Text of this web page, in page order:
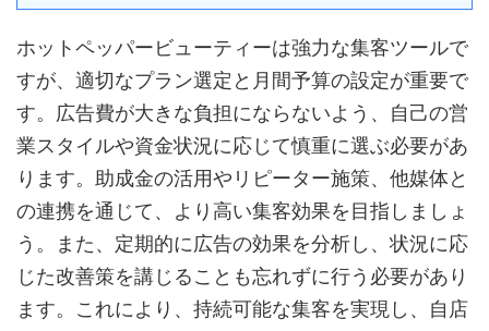
ホットペッパービューティーは強力な集客ツールで
すが、適切なプラン選定と月間予算の設定が重要で
す。広告費が大きな負担にならないよう、自己の営
業スタイルや資金状況に応じて慎重に選ぶ必要があ
ります。助成金の活用やリピーター施策、他媒体と
の連携を通じて、より高い集客効果を目指しましょ
う。また、定期的に広告の効果を分析し、状況に応
じた改善策を講じることも忘れずに行う必要があり
ます。これにより、持続可能な集客を実現し、自店